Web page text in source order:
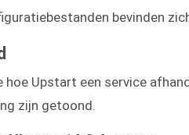
bevinden
hoe Upstart een service
zijn getoond.